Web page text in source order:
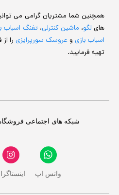
همچنین شما مشتریان گرامی می
های لگو، ماشین کنترلی،تفنگ اسباب
اسباب بازی و عروسک سورپرایزی را
تهیه فرمایید.
شبکه های اجتماعی
واتس اپ